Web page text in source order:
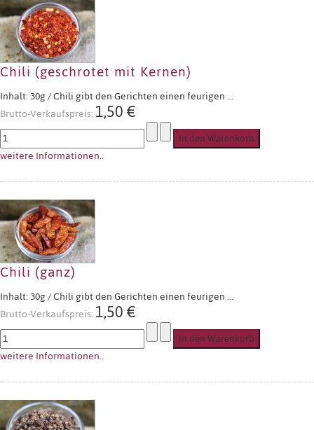
Chili (geschrotet mit Kernen)
Inhalt: 30g / Chili gibt den Gerichten einen feurigen ...
Brutto-Verkaufspreis:1,50 €
weitere Informationen..
Chili (ganz)
Inhalt: 30g / Chili gibt den Gerichten einen feurigen ...
Brutto-Verkaufspreis:1,50 €
weitere Informationen..